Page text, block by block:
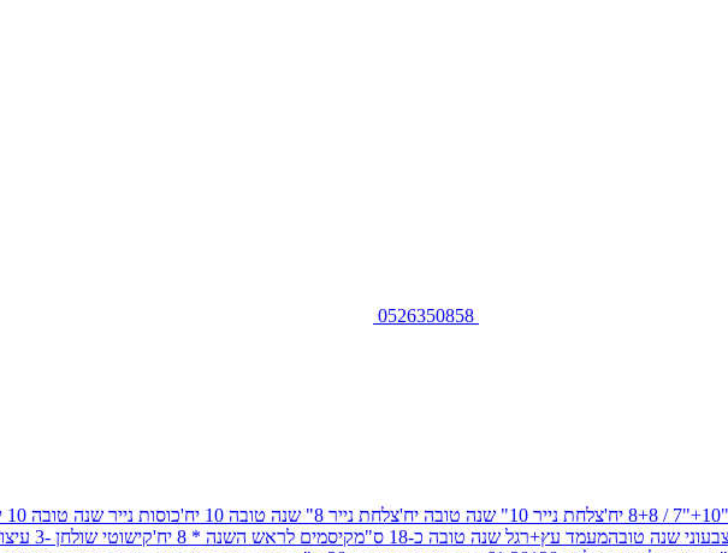
0526350858
צלחת נייר 10" שנה טובה יח' צלחת נייר 8" שנה טובה 10 יח' כוסות נייר שנה טובה 10 יח'
שנה טובהמעמד עץ+רגל שנה טובה כ-18 ס"מ קיסמים לראש השנה * 8 יח' קישוטי שולחן -3 עיצובים 12 יח